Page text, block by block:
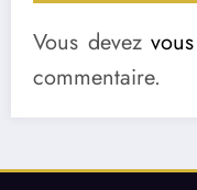
Vous devez
commentaire.